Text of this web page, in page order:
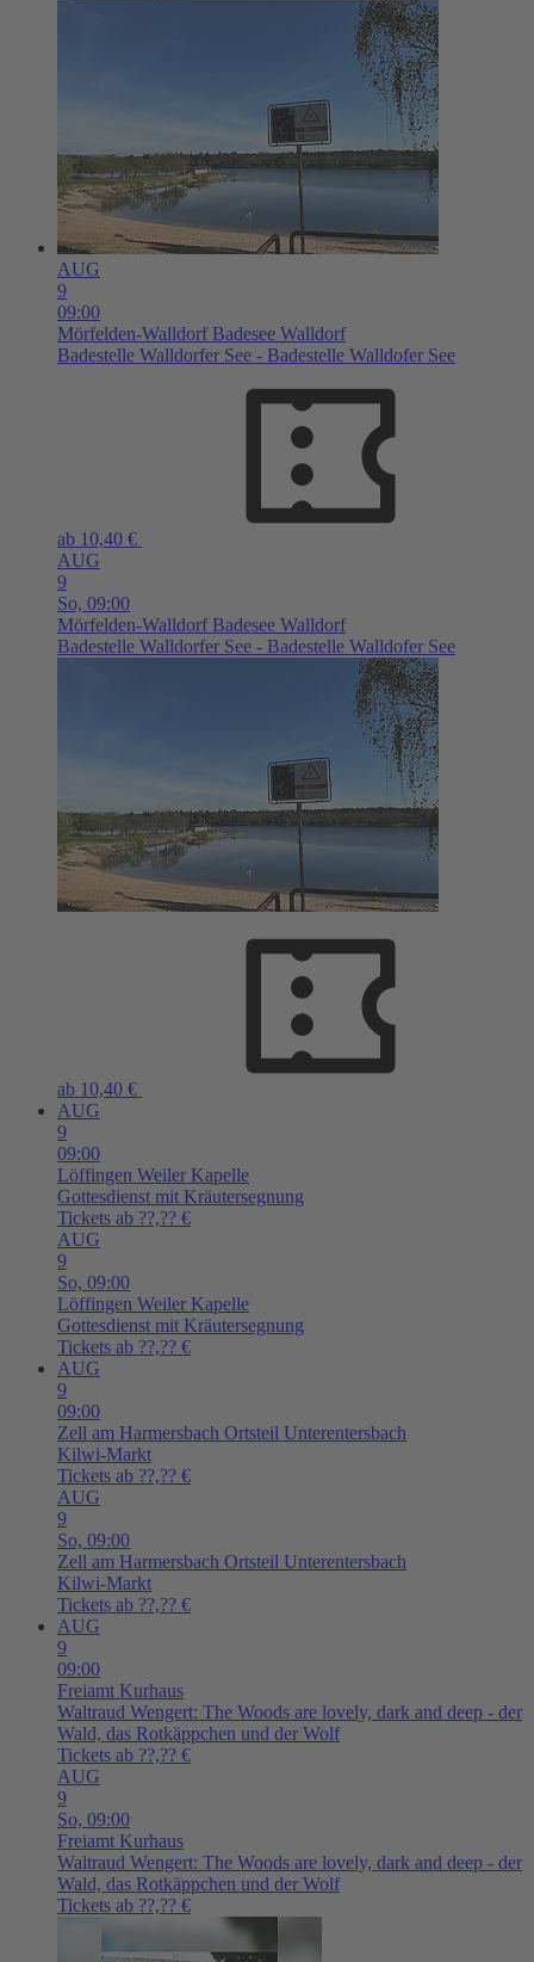
AUG
9
09:00
Mörfelden-Walldorf Badesee Walldorf
Badestelle Walldorfer See - Badestelle Walldofer See
ab 10,40 €
AUG
9
So, 09:00
Mörfelden-Walldorf Badesee Walldorf
Badestelle Walldorfer See - Badestelle Walldofer See
ab 10,40 €
AUG
9
09:00
Löffingen Weiler Kapelle
Gottesdienst mit Kräutersegnung
Tickets ab ??,?? €
AUG
9
So, 09:00
Löffingen Weiler Kapelle
Gottesdienst mit Kräutersegnung
Tickets ab ??,?? €
AUG
9
09:00
Zell am Harmersbach Ortsteil Unterentersbach
Kilwi-Markt
Tickets ab ??,?? €
AUG
9
So, 09:00
Zell am Harmersbach Ortsteil Unterentersbach
Kilwi-Markt
Tickets ab ??,?? €
AUG
9
09:00
Freiamt Kurhaus
Waltraud Wengert: The Woods are lovely, dark and deep - der
Wald, das Rotkäppchen und der Wolf
Tickets ab ??,?? €
AUG
9
So, 09:00
Freiamt Kurhaus
Waltraud Wengert: The Woods are lovely, dark and deep - der
Wald, das Rotkäppchen und der Wolf
Tickets ab ??,?? €